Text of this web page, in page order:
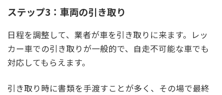
ステップ3：車両の引き取り
日程を調整して、業者が車を引き取りに来ます。レッ
カー車での引き取りが一般的で、自走不可能な車でも
対応してもらえます。
引き取り時に書類を手渡すことが多く、その場で最終